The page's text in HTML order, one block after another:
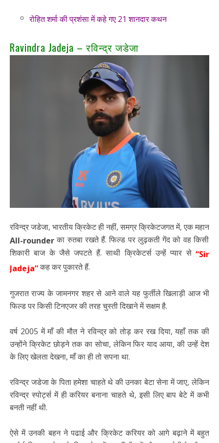
रोहित शर्मा की प्रशंसा में कहे गए 21 शानदार कथन
Ravindra Jadeja – रविन्द्र जडेजा
रविन्द्र जडेजा, भारतीय क्रिकेट ही नहीं, समग्र क्रिकेटजगत में, एक महान
All-rounderका रुतबा रखते हैं. फिल्ड पर लुढ़कती गेंद को वह किसी
शिकारी बाज के जैसे जपटते हैं. साथी क्रिकेटर्स उन्हें प्यार से “Sir
Jadeja”कह कर पुकारते हैं.
गुजरात राज्य के जामनगर शहर से आने वाले यह फुर्तीले खिलाड़ी आज भी
फिल्ड पर किसी टिनएजर की तरह चुस्ती दिखाने में सक्षम है.
वर्ष 2005 में माँ की मौत ने रविन्द्र को तोड़ कर रख दिया, यहाँ तक की
उन्होंने क्रिकेट छोड़ने तक का सोचा, लेकिन फिर याद आया, की उन्हें देश
के लिए खेलता देखना, माँ का ही तो सपना था.
रविन्द्र जडेजा के पिता हमेशा चाहते थे की उनका बेटा सेना में जाए, लेकिन
रविन्द्र स्पोर्ट्स में ही करियर बनाना चाहते थे, इसी लिए बाप बेटे में कभी
बनती नहीं थी.
ऐसे में उनकी बहन ने पढाई और क्रिकेट करियर को आगे बढ़ाने में बहुत